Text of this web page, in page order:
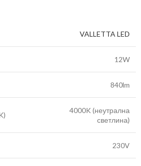
VALLETTA LED
12W
840lm
4000K (неутрална
светлина)
230V